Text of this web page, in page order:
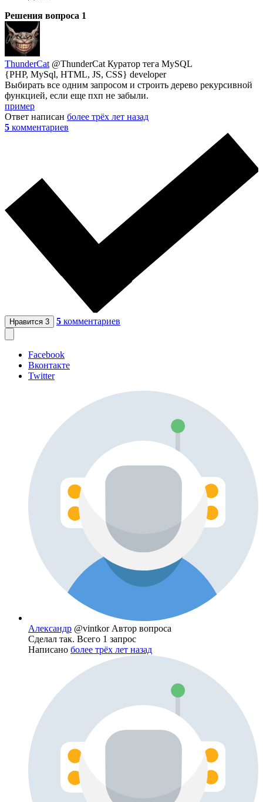
Решения вопроса 1
ThunderCat @ThunderCat Куратор тега MySQL
{PHP, MySql, HTML, JS, CSS} developer
Выбирать все одним запросом и строить дерево рекурсивной
функцией, если еще пхп не забыли.
пример
Ответ написан более трёх лет назад
5 комментариев
Нравится 3 5 комментариев
Facebook
Вконтакте
Twitter
Александр @vintkor Автор вопроса
Сделал так. Всего 1 запрос
Написано более трёх лет назад